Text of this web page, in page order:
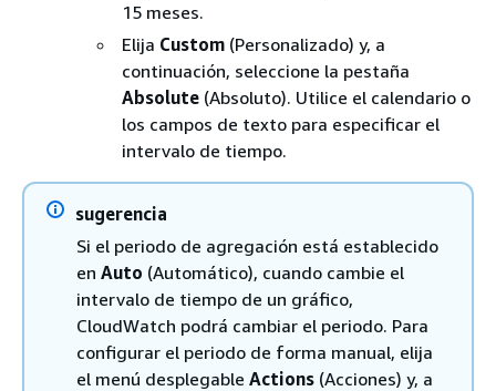
15 meses.
Elija Custom (Personalizado) y, a
continuación, seleccione la pestaña
Absolute (Absoluto). Utilice el calendario o
los campos de texto para especificar el
intervalo de tiempo.
sugerencia
Si el periodo de agregación está establecido
en Auto (Automático), cuando cambie el
intervalo de tiempo de un gráfico,
CloudWatch podrá cambiar el periodo. Para
configurar el periodo de forma manual, elija
el menú desplegable Actions (Acciones) y, a